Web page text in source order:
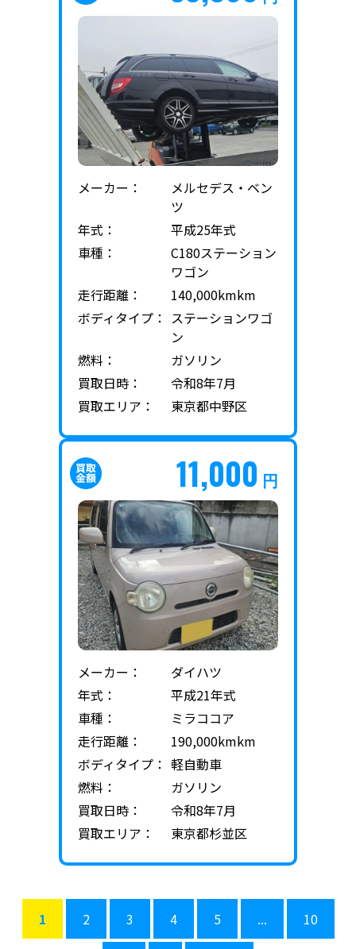
メーカー：
メルセデス・ベン
ツ
年式：
平成25年式
車種：
C180ステーション
ワゴン
走行距離：
140,000kmkm
ボディタイプ： ステーションワゴ
ン
燃料：
ガソリン
買取日時：
令和8年7月
買取エリア：
東京都中野区
11,000 円
メーカー：
ダイハツ
年式：
平成21年式
車種：
ミラココア
走行距離：
190,000kmkm
ボディタイプ： 軽自動車
燃料：
ガソリン
買取日時：
令和8年7月
買取エリア：
東京都杉並区
1 2 3 4 5 ... 10